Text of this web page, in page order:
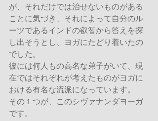
が、それだけでは治せないものがある
ことに気づき、それによって自分のル
ーツであるインドの叡智から答えを探
し出そうとし、ヨガにたどり着いたの
でした。
彼には何人もの高名な弟子がいて、現
在ではそれぞれが考えたものがヨガに
おける有名な流派になっています。
その１つが、このシヴァナンダヨーガ
です。